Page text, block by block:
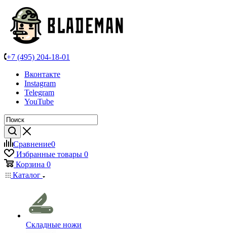
+7 (495) 204-18-01
Вконтакте
Instagram
Telegram
YouTube
Сравнение0
Избранные товары 0
Корзина 0
Каталог
Складные ножи